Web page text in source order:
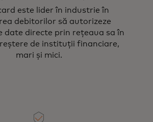
este lider în industrie în
debitorilor să autorizeze
date directe prin rețeaua sa în
de instituții financiare,
mari și mici.